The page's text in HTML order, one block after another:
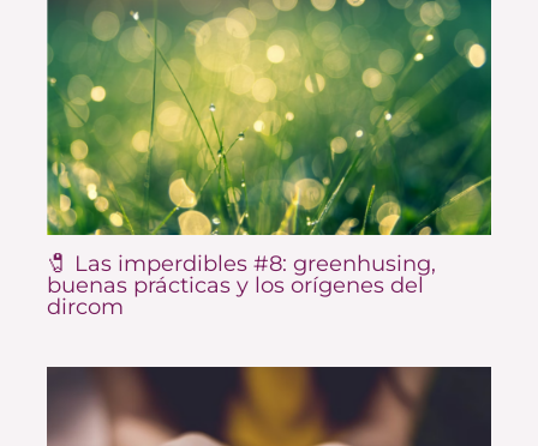
🧷 Las imperdibles #8: greenhusing,
buenas prácticas y los orígenes del
dircom